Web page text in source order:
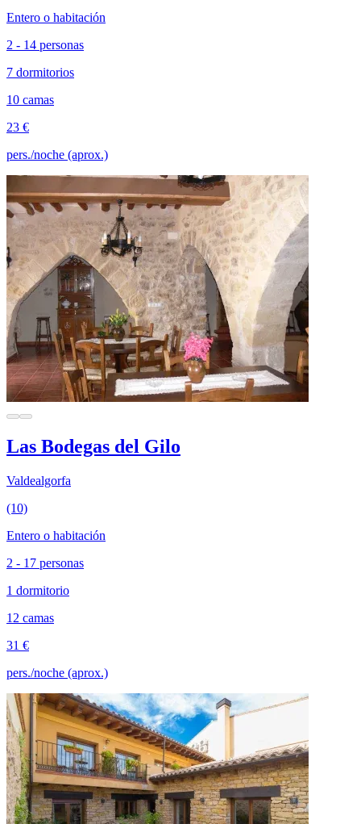
Entero o habitación
2 - 14 personas
7 dormitorios
10 camas
23 €
pers./noche (aprox.)
Las Bodegas del Gilo
Valdealgorfa
(10)
Entero o habitación
2 - 17 personas
1 dormitorio
12 camas
31 €
pers./noche (aprox.)